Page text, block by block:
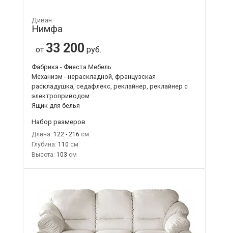
Диван
Нимфа
от 33 200 руб.
Фабрика - Фиеста Мебель
Механизм - нераскладной, французская
раскладушка, седафлекс, реклайнер, реклайнер с
электроприводом
Ящик для белья
Набор размеров
Длина: 122 - 216
Глубина: 110
Высота: 103